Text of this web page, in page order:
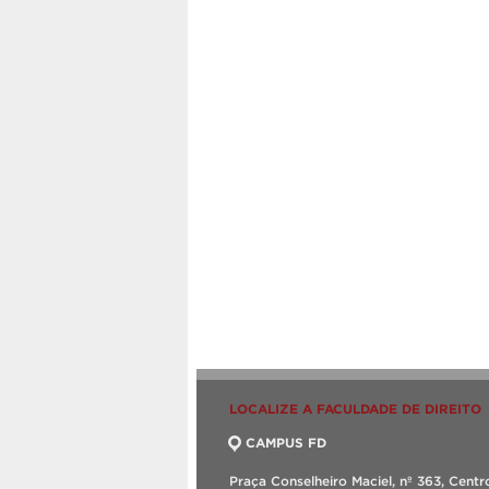
LOCALIZE A FACULDADE DE DIREITO
CAMPUS FD
Praça Conselheiro Maciel, nº 363,